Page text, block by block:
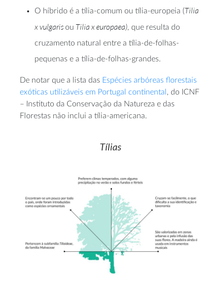
O híbrido é a tília-comum ou tília-europeia (Tilia
x vulgarisou Tilia x europaea), que resulta do
cruzamento natural entre a tília-de-folhas-
pequenas e a tília-de-folhas-grandes.
De notar que a lista das Espécies arbóreas florestais
exóticas utilizáveis em Portugal continental , do ICNF
– Instituto da Conservação da Natureza e das
Florestas não inclui a tília-americana.
Tílias